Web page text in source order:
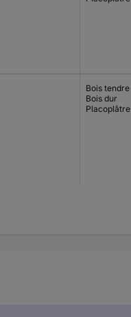
Bois tendre
Bois dur
Placoplâtre